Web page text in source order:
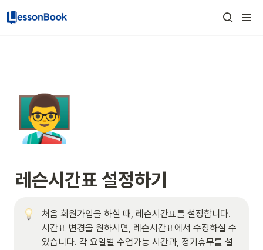
👨‍🏫
레슨시간표 설정하기
처음 회원가입을 하실 때, 레슨시간표를 설정합니다.
시간표 변경을 원하시면, 레슨시간표에서 수정하실 수
있습니다. 각 요일별 수업가능 시간과, 정기휴무를 설